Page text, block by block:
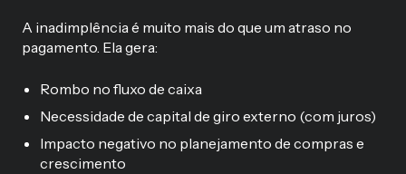
A inadimplência é muito mais do que um atraso no
pagamento. Ela gera:
Rombo no fluxo de caixa
Necessidade de capital de giro externo (com juros)
Impacto negativo no planejamento de compras e
crescimento